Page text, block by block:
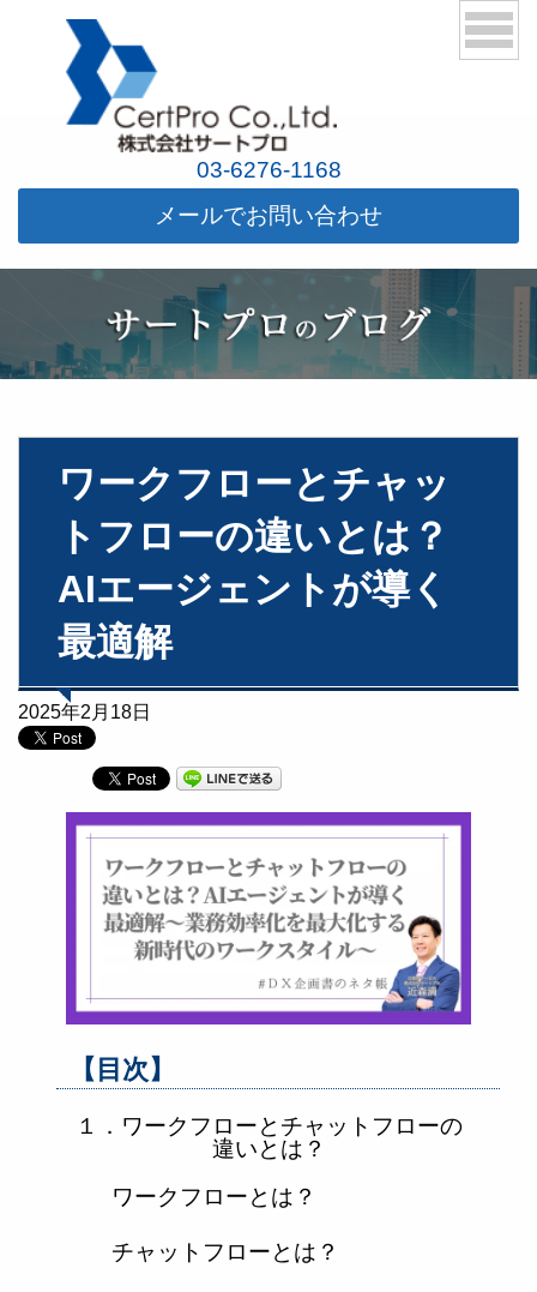
03-6276-1168
メールでお問い合わせ
ワークフローとチャッ
トフローの違いとは？
AIエージェントが導く
最適解
2025年2月18日
【目次】
１．ワークフローとチャットフローの
違いとは？
ワークフローとは？
チャットフローとは？